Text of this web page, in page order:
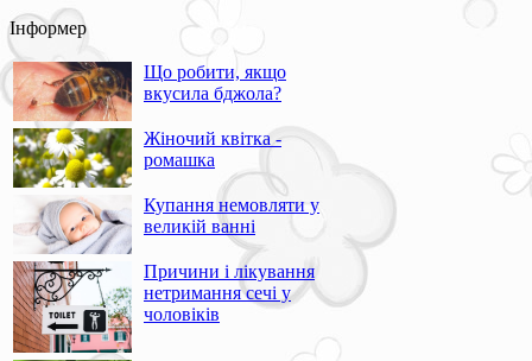
Інформер
Що робити, якщо
вкусила бджола?
Жіночий квітка -
ромашка
Купання немовляти у
великій ванні
Причини і лікування
нетримання сечі у
чоловіків